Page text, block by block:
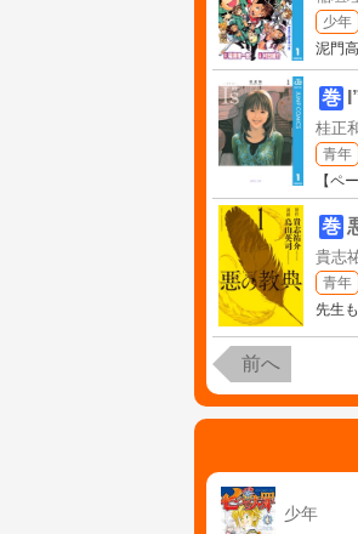
少年
泥門
巻
桂正
青年
【ペ
巻
貴志
青年
先生
前へ
少年